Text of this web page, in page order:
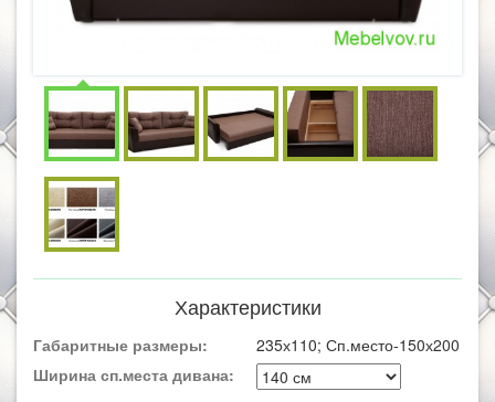
Характеристики
Габаритные размеры:
235х110; Сп.место-150х200
Ширина сп.места дивана: